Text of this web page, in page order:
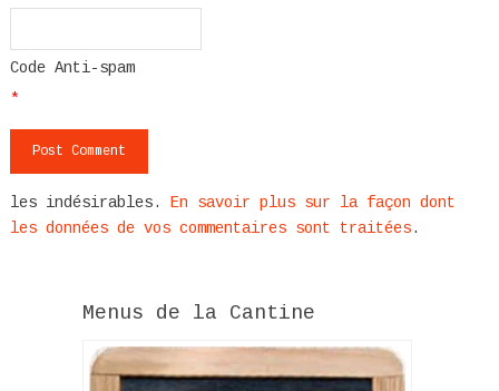
Code Anti-spam
*
les indésirables.
En savoir plus sur la façon dont
les données de vos commentaires sont traitées.
Menus de la Cantine